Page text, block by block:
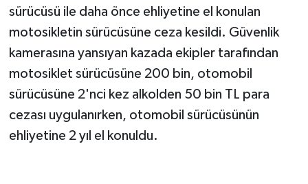
sürücüsü ile daha önce ehliyetine el konulan
motosikletin sürücüsüne ceza kesildi. Güvenlik
kamerasına yansıyan kazada ekipler tarafından
motosiklet sürücüsüne 200 bin, otomobil
sürücüsüne 2'nci kez alkolden 50 bin TL para
cezası uygulanırken, otomobil sürücüsünün
ehliyetine 2 yıl el konuldu.